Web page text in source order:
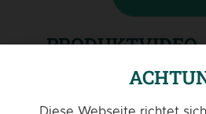
PRODUKTVIDEO